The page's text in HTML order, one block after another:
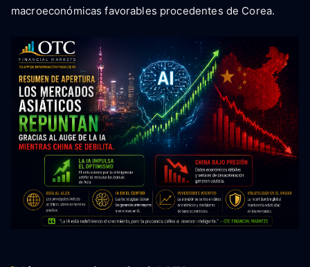
macroeconómicas favorables procedentes de Corea.